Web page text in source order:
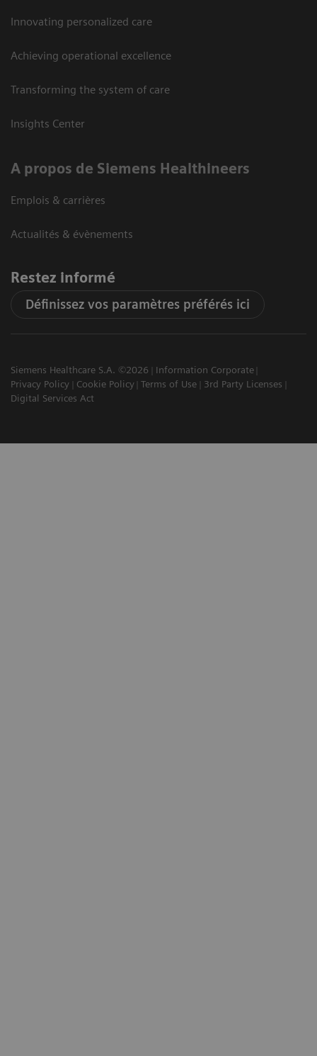
Innovating personalized care
Achieving operational excellence
Transforming the system of care
Insights Center
A propos de Siemens Healthineers
Emplois & carrières
Actualités & évènements
Restez informé
Définissez vos paramètres préférés ici
Siemens Healthcare S.A. ©2026
Information Corporate
Privacy Policy
Cookie Policy Terms of Use
3rd Party Licenses
Digital Services Act